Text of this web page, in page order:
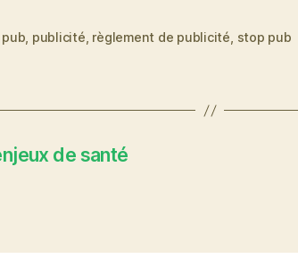
pub publicité règlement de publicité stop pub
de santé